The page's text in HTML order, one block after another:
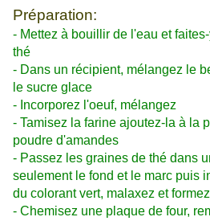
Préparation:
- Mettez à bouillir de l'eau et
thé
- Dans un récipient, mélangez le
le sucre glace
- Incorporez l'oeuf, mélangez
- Tamisez la farine ajoutez-la à la
poudre d'amandes
- Passez les graines de thé dans
seulement le fond et le marc puis
du colorant vert, malaxez et
- Chemisez une plaque de four,